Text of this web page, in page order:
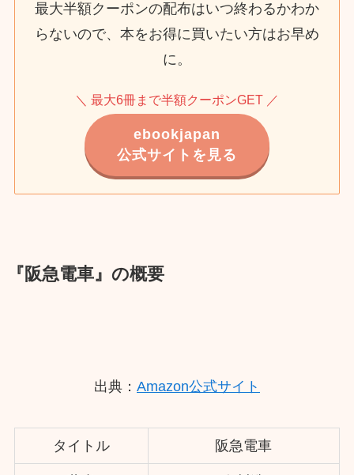
最大半額クーポンの配布はいつ終わるかわか
らないので、本をお得に買いたい方はお早め
に。
＼ 最大6冊まで半額クーポンGET ／
ebookjapan
公式サイトを見る
『阪急電車』の概要
出典： Amazon公式サイト
タイトル 阪急電車